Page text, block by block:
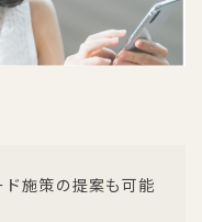
施策の提案も可能